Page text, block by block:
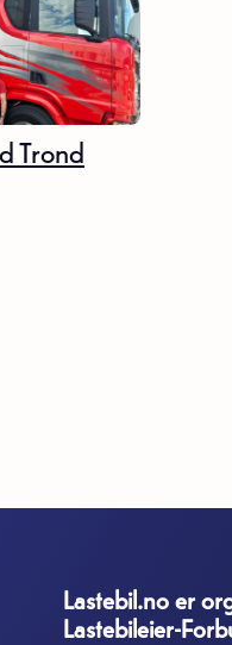
Trond
Lastebil.no er
Lastebileier-